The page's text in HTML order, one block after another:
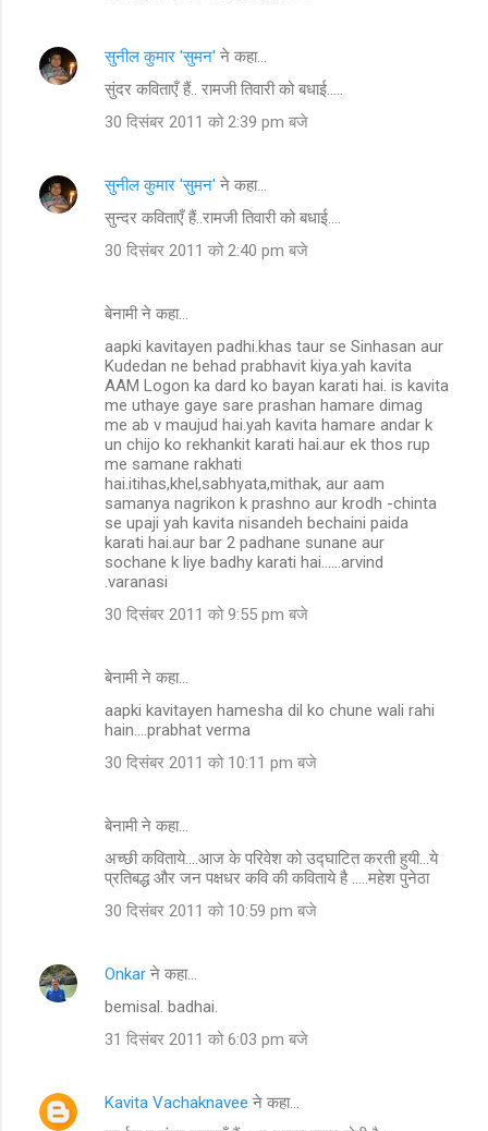
सुनील कुमार 'सुमन' ने कहा…
सुंदर कविताएँ हैं.. रामजी तिवारी को बधाई.....
30 दिसंबर 2011 को 2:39 pm बजे
सुनील कुमार 'सुमन' ने कहा…
सुन्दर कविताएँ हैं..रामजी तिवारी को बधाई....
30 दिसंबर 2011 को 2:40 pm बजे
बेनामी ने कहा…
aapki kavitayen padhi.khas taur se Sinhasan aur
Kudedan ne behad prabhavit kiya.yah kavita
AAM Logon ka dard ko bayan karati hai. is kavita
me uthaye gaye sare prashan hamare dimag
me ab v maujud hai.yah kavita hamare andar k
un chijo ko rekhankit karati hai.aur ek thos rup
me samane rakhati
hai.itihas,khel,sabhyata,mithak, aur aam
samanya nagrikon k prashno aur krodh -chinta
se upaji yah kavita nisandeh bechaini paida
karati hai.aur bar 2 padhane sunane aur
sochane k liye badhy karati hai......arvind
.varanasi
30 दिसंबर 2011 को 9:55 pm बजे
बेनामी ने कहा…
aapki kavitayen hamesha dil ko chune wali rahi
hain....prabhat verma
30 दिसंबर 2011 को 10:11 pm बजे
बेनामी ने कहा…
अच्छी कविताये....आज के परिवेश को उद्घाटित करती हुयी...ये
प्रतिबद्ध और जन पक्षधर कवि की कविताये है .....महेश पुनेठा
30 दिसंबर 2011 को 10:59 pm बजे
Onkar ने कहा…
bemisal. badhai.
31 दिसंबर 2011 को 6:03 pm बजे
Kavita Vachaknavee ने कहा…